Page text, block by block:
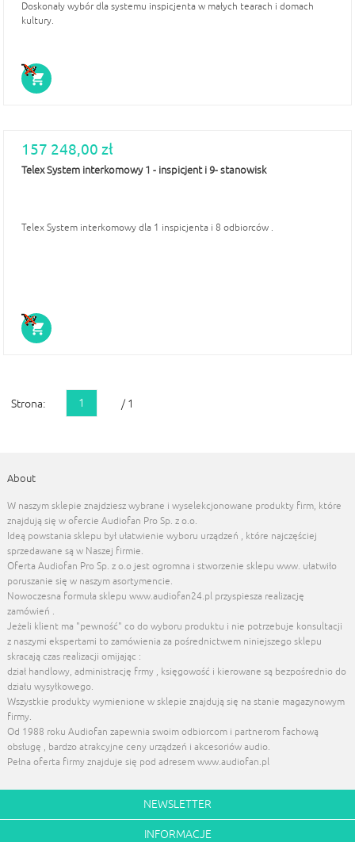
Doskonały wybór dla systemu inspicjenta w małych tearach i domach
kultury.
157 248,00 zł
Telex System interkomowy 1 - inspicjent i 9- stanowisk
Telex System interkomowy dla 1 inspicjenta i 8 odbiorców .
Strona: 1 / 1
About
W naszym sklepie znajdziesz wybrane i wyselekcjonowane produkty firm, które
znajdują się w ofercie Audiofan Pro Sp. z o.o.
Ideą powstania sklepu był ułatwienie wyboru urządzeń , które najczęściej
sprzedawane są w Naszej firmie.
Oferta Audiofan Pro Sp. z o.o jest ogromna i stworzenie sklepu www. ułatwiło
poruszanie się w naszym asortymencie.
Nowoczesna formuła sklepu www.audiofan24.pl przyspiesza realizację
zamówień .
Jeżeli klient ma "pewność" co do wyboru produktu i nie potrzebuje konsultacji
z naszymi ekspertami to zamówienia za pośrednictwem niniejszego sklepu
skracają czas realizacji omijając :
dział handlowy, administrację frmy , księgowość i kierowane są bezpośrednio do
działu wysyłkowego.
Wszystkie produkty wymienione w sklepie znajdują się na stanie magazynowym
firmy.
Od 1988 roku Audiofan zapewnia swoim odbiorcom i partnerom fachową
obsługę , bardzo atrakcyjne ceny urządzeń i akcesoriów audio.
Pełna oferta firmy znajduje się pod adresem www.audiofan.pl
NEWSLETTER
INFORMACJE